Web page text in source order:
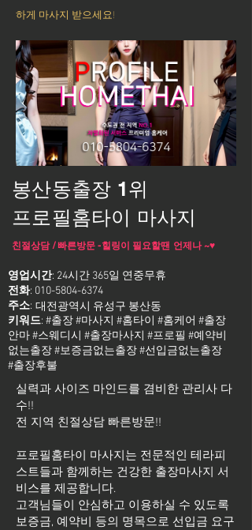
하게 마사지 받으세요!
봉산동출장 1위
프로필홈타이 마사지
친절상담 / 빠른방문 -힐링이 필요할땐 언제나 ~♥
영업시간: 24시간 365일 연중무휴
전화: 010-5804-6374
주소:
키워드: #출장 #마사지 #홈타이 #홈케어 #출장
안마 #스웨디시 #출장마사지 #프로필 #예약비
없는출장 #보증금없는출장 #선입금없는출장
#출장후불
대전광역시 유성구 봉산동
실력과 사이즈 마인드를 겸비한 관리사 다
수!!
전 지역 친절상담 빠른방문!!
프로필홈타이 마사지는 전문적인 테라피
스트들과 함께하는 건강한 출장마사지 서
비스를 제공합니다.
고객님들이 안심하고 이용하실 수 있도록
보증금, 예약비 등의 명목으로 선입금 요구